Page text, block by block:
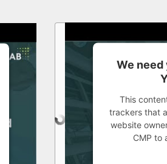
We
This
trackers that
website
CMP to